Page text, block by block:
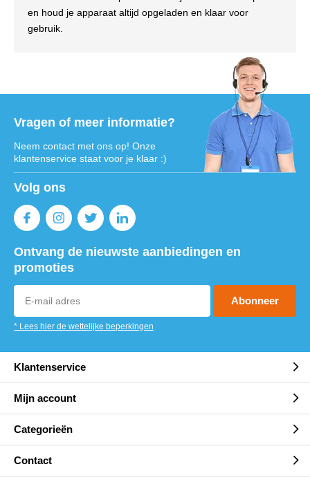
en houd je apparaat altijd opgeladen en klaar voor
gebruik.
Vragen of meer informatie?
Neem contact met ons op! Onze
klantenservice staat voor je klaar :)
Volg ons
Ontvang de nieuwste aanbiedingen en
promoties
Abonneer
* Lees hier de wettelijke beperkingen
Klantenservice
Mijn account
Categorieën
Contact